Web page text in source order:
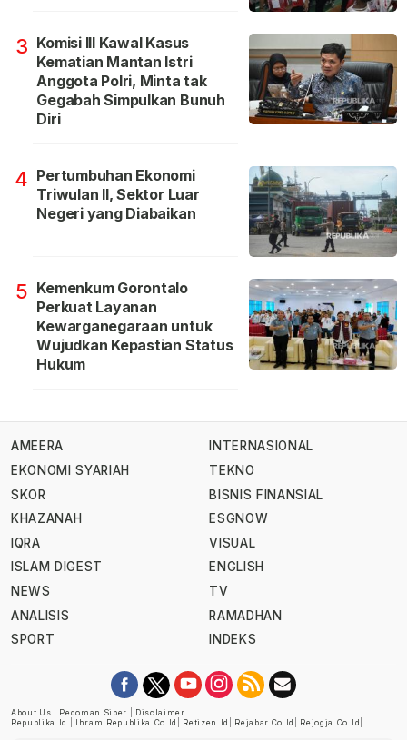
3 Komisi III Kawal Kasus
Kematian Mantan Istri
Anggota Polri, Minta tak
Gegabah Simpulkan Bunuh
Diri
4 Pertumbuhan Ekonomi
Triwulan II, Sektor Luar
Negeri yang Diabaikan
5 Kemenkum Gorontalo
Perkuat Layanan
Kewarganegaraan untuk
Wujudkan Kepastian Status
Hukum
AMEERA
EKONOMI SYARIAH
SKOR
KHAZANAH
IQRA
ISLAM DIGEST
NEWS
ANALISIS
SPORT
INTERNASIONAL
TEKNO
BISNIS FINANSIAL
ESGNOW
VISUAL
ENGLISH
TV
RAMADHAN
INDEKS
About Us Pedoman Siber
Disclaimer
Republika.id
Ihram.republika.co.id Retizen.id Rejabar.co.id Rejogja.co.id